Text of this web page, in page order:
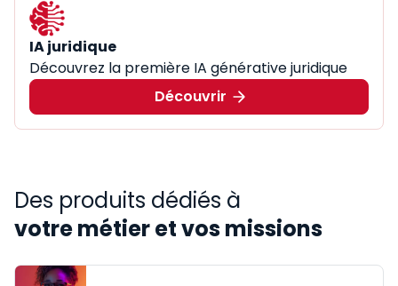
IA juridique
Découvrez la première IA générative juridique
Découvrir
Des produits dédiés à
votre métier et vos missions